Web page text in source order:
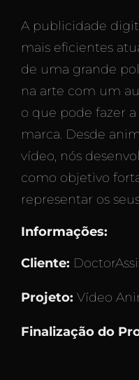
A publicidade
mais eficientes
de uma grande
na arte com um
o que pode fazer
marca. Desde
vídeo, nós
como objetivo
representar os
Informações:
Cliente:
Projeto: Vídeo
Finalização do